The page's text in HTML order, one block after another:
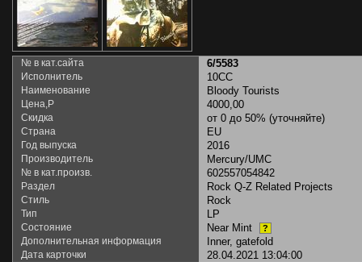
№ в кат.сайта 6/5583
Исполнитель 10CC
Наименование Bloody Tourists
Цена,Р 4000,00
Скидка от 0 до 50% (уточняйте)
Страна EU
Год выпуска 2016
Производитель Mercury/UMC
№ в кат.произв. 602557054842
Раздел Rock Q-Z Related Projects
Стиль Rock
Тип LP
Состояние Near Mint ?
Дополнительная информация Inner, gatefold
Дата карточки 28.04.2021 13:04:00